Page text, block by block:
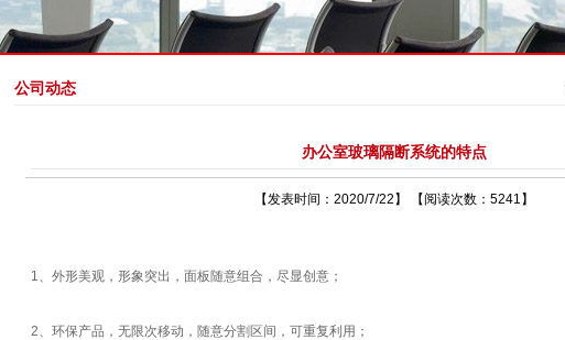
公司动态
办公室玻璃隔断系统的特点
【发表时间：2020/7/22】 【阅读次数：5241】
1、外形美观，形象突出，面板随意组合，尽显创意；
2、环保产品，无限次移动，随意分割区间，可重复利用；